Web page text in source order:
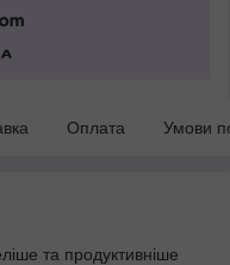
Оплата Умови
та продуктивніше